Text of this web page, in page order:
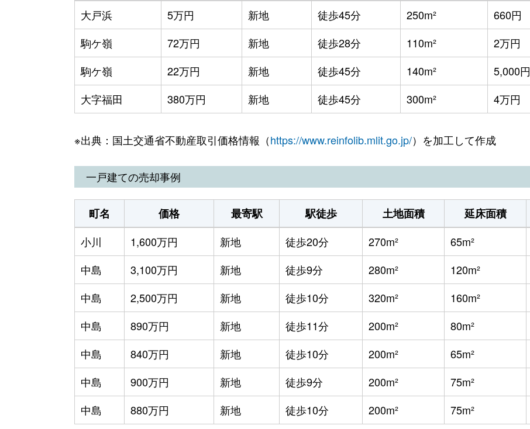
大戸浜
5万円 新地 徒歩45分 250m² 660円
駒ケ嶺
72万円 新地 徒歩28分 110m² 2万円
駒ケ嶺
22万円 新地 徒歩45分 140m² 5,000円
大字福田
380万円 新地 徒歩45分 300m² 4万円
※出典：国土交通省不動産取引価格情報（https://www.reinfolib.mlit.go.jp/）を加工して作成
一戸建ての売却事例
町名 価格 最寄駅 駅徒歩 土地面積 延床面積
小川
1,600万円 新地 徒歩20分 270m² 65m²
中島
3,100万円 新地 徒歩9分 280m² 120m²
中島
2,500万円 新地 徒歩10分 320m² 160m²
中島
890万円 新地 徒歩11分 200m² 80m²
中島
840万円 新地 徒歩10分 200m² 65m²
中島
900万円 新地 徒歩9分 200m² 75m²
中島
880万円 新地 徒歩10分 200m² 75m²